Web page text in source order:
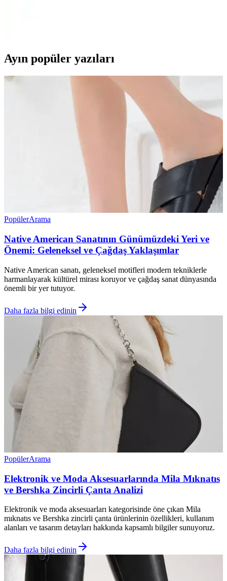
Ayın popüler yazıları
PopülerArama
Native American Sanatının Günümüzdeki Yeri ve
Önemi: Geleneksel ve Çağdaş Yaklaşımlar
Native American sanatı, geleneksel motifleri modern tekniklerle
harmanlayarak kültürel mirası koruyor ve çağdaş sanat dünyasında
önemli bir yer tutuyor.
Daha fazla bilgi edinin
PopülerArama
Elektronik ve Moda Aksesuarlarında Mila Mıknatıs
ve Bershka Zincirli Çanta Analizi
Elektronik ve moda aksesuarları kategorisinde öne çıkan Mila
mıknatıs ve Bershka zincirli çanta ürünlerinin özellikleri, kullanım
alanları ve tasarım detayları hakkında kapsamlı bilgiler sunuyoruz.
Daha fazla bilgi edinin